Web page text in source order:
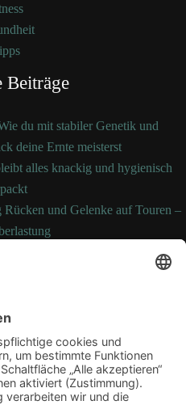
Beiträge
du mit stabiler Genetik und
deine Ernte meisterst
alles knackig und hygienisch
Rücken und Gelenke auf Touren –
Jahren noch formstabil und
Digital Erkältung Fitness